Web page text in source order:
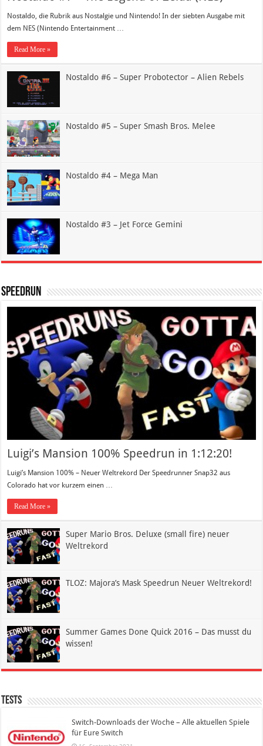
Nostaldo, die Rubrik aus Nostalgie und Nintendo! In der siebten Ausgabe mit
dem NES (Nintendo Entertainment …
Read More »
Nostaldo #6 – Super Probotector – Alien Rebels
Nostaldo #5 – Super Smash Bros. Melee
Nostaldo #4 – Mega Man
Nostaldo #3 – Jet Force Gemini
Speedrun
Luigi’s Mansion 100% Speedrun in 1:12:20!
Luigi’s Mansion 100% – Neuer Weltrekord Der Speedrunner Snap32 aus
Colorado hat vor kurzem einen …
Read More »
Super Mario Bros. Deluxe (small fire) neuer
Weltrekord
TLOZ: Majora’s Mask Speedrun Neuer Weltrekord!
Summer Games Done Quick 2016 – Das musst du
wissen!
Tests
Switch-Downloads der Woche – Alle aktuellen Spiele
für Eure Switch